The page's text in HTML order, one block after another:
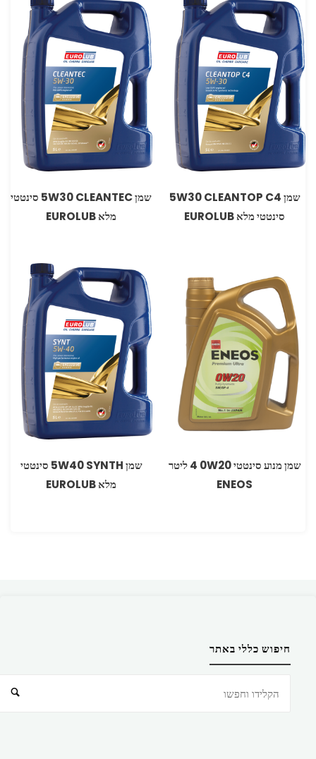
שמן 5W30 CLEANTOP C4
סינטטי מלא EUROLUB
שמן 5W30 CLEANTEC סינטטי
מלא EUROLUB
שמן מנוע סינטטי 0W20‏ 4 ליטר
ENEOS
שמן 5W40 SYNTH סינטטי
מלא EUROLUB
חיפוש כללי באתר